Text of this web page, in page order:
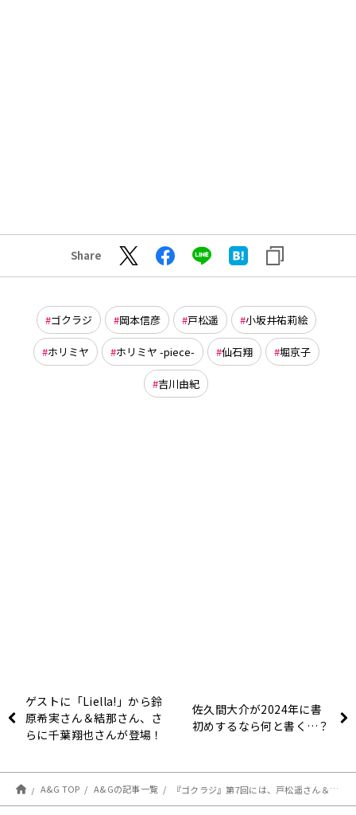
Share
ゴクラジ 岡本信彦 戸松遥 小坂井祐莉絵
ホリミヤ ホリミヤ -piece- 仙石翔 堀京子
吉川由紀
ゲストに「Liella!」から鈴
原希実さん＆結那さん、さ
らに千葉翔也さんが登場！
佐久間大介が2024年に書
初めするなら何と書く…？
A&G TOP A&Gの記事一覧 『ゴクラジ』第7回には、戸松遥さん＆小坂井祐莉絵さんがゲストに登場＆メール大募集！